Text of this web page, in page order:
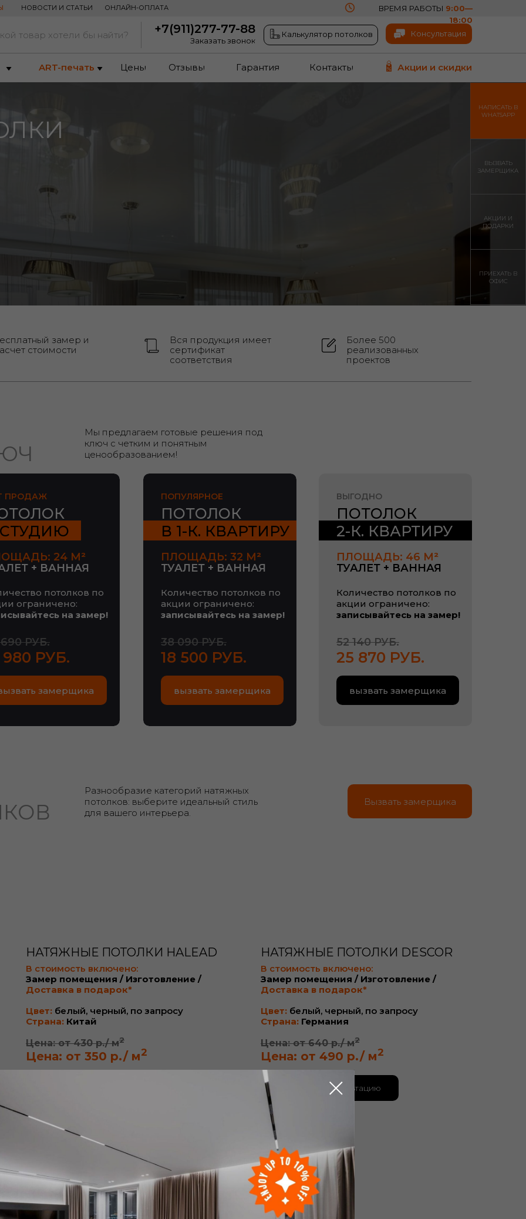
НОВОСТИ И СТАТЬИ ВРЕМЯ РАБОТЫ 9:00—
18:00
товар хотели бы найти? Консультация
Калькулятор потолков
+7(911)277-77-88
Заказать звонок
Отзывы Гарантия
Цены Контакты
ART-печать Акции и скидки
ОНЛАЙН-ОПЛАТА
НАПИСАТЬ В
WHATSAPP
ВЫЗВАТЬ
ЗАМЕРЩИКА
АКЦИИ И
ПОДАРКИ
ПРИЕХАТЬ В
ОФИС
замер и
стоимости
Вся продукция имеет
сертификат
соответствия
Более 500
реализованных
проектов
Мы предлагаем готовые решения под
ключ с четким и понятным
ценообразованием!
ВЫГОДНО
ПОТОЛОК
2-К. КВАРТИРУ
вызвать замерщика
Количество потолков по
акции ограничено:
записывайтесь на замер!
52 140 РУБ.
ПЛОЩАДЬ: 46 М²
ТУАЛЕТ + ВАННАЯ
25 870 РУБ.
замерщика
потолков по
ограничено:
на замер!
РУБ.
24 М²
+ ВАННАЯ
980 РУБ.
ПРОДАЖ
18 500 РУБ.
ПЛОЩАДЬ: 32 М²
ТУАЛЕТ + ВАННАЯ
38 090 РУБ.
Количество потолков по
акции ограничено:
записывайтесь на замер!
вызвать замерщика
ПОТОЛОК
В 1-К. КВАРТИРУ
ПОПУЛЯРНОЕ
Разнообразие категорий натяжных
потолков: выберите идеальный стиль
для вашего интерьера.
Вызвать замерщика
НАТЯЖНЫЕ ПОТОЛКИ HALEAD
В стоимость включено:
Замер помещения / Изготовление /
Доставка в подарок*
Цвет: белый, черный, по запросу
Страна: Китай
Цена: от 430 р./ м2
Цена: от 350 р./ м2
НАТЯЖНЫЕ ПОТОЛКИ DESCOR
В стоимость включено:
Замер помещения / Изготовление /
Доставка в подарок*
Цвет: белый, черный, по запросу
Страна: Германия
Цена: от 640 р./ м2
Цена: от 490 р./ м2
Получить консультацию